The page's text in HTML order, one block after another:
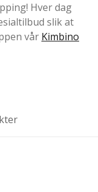
Hver dag
slik at
vår Kimbino